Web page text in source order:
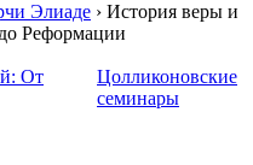
Элиаде › История веры и
Реформации
От
Цолликоновские
семинары